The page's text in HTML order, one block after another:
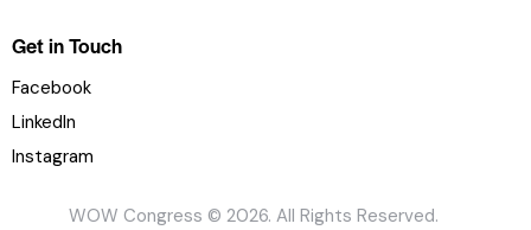
Get in Touch
Facebook
LinkedIn
Instagram
WOW Congress © 2026. All Rights Reserved.